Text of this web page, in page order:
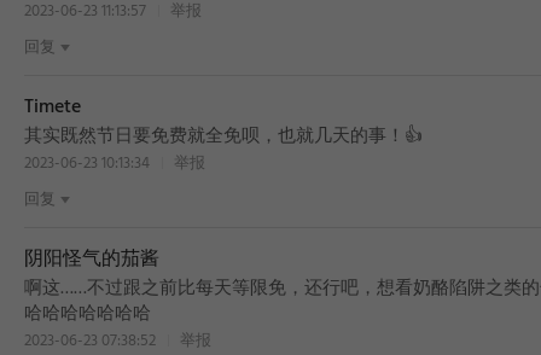
2023-06-23 11:13:57
举报
回复
Timete
其实既然节日要免费就全免呗，也就几天的事！👍
2023-06-23 10:13:34
举报
回复
阴阳怪气的茄酱
啊这……不过跟之前比每天等限免，还行吧，想看奶酪陷阱之类
哈哈哈哈哈哈哈
2023-06-23 07:38:52
举报